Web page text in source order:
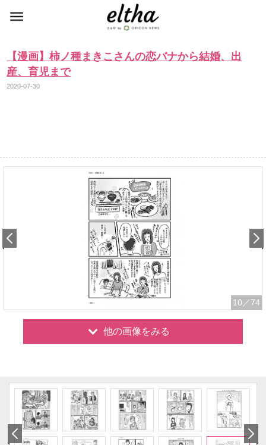
【漫画】柿ノ種まきこさんの恋バナから結婚、出
産、育児まで
2020-07-30
10 ／74
他の画像をみる